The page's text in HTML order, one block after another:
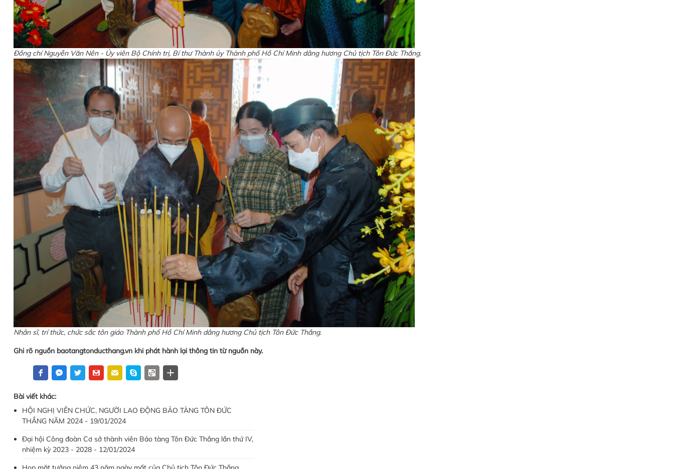
Đồng chí Nguyễn Văn Nên - Ủy viên Bộ Chính trị, Bí thư Thành ủy Thành phố Hồ Chí Minh dâng hương Chủ tịch Tôn Đức Thắng.
Nhân sĩ, trí thức, chức sắc tôn giáo Thành phố Hồ Chí Minh dâng hương Chủ tịch Tôn Đức Thắng.
Ghi rõ nguồn baotangtonducthang.vn khi phát hành lại thông tin từ nguồn này.
Bài viết khác:
HỘI NGHỊ VIÊN CHỨC, NGƯỜI LAO ĐỘNG BẢO TÀNG TÔN ĐỨC
THẮNG NĂM 2024 - 19/01/2024
Đại hội Công đoàn Cơ sở thành viên Bảo tàng Tôn Đức Thắng lần thứ IV,
nhiệm kỳ 2023 - 2028 - 12/01/2024